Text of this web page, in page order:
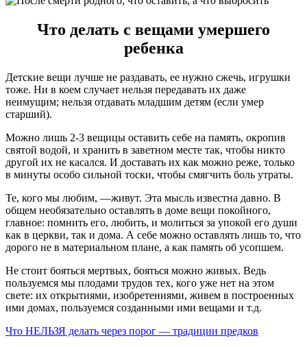
Что делать с вещами умершего
ребенка
Детские вещи лучше не раздавать, ее нужно сжечь, игрушки
тоже. Ни в коем случает нельзя передавать их даже
неимущим; нельзя отдавать младшим детям (если умер
старший).
Можно лишь 2-3 вещицы оставить себе на память, окропив
святой водой, и хранить в заветном месте так, чтобы никто
другой их не касался. И доставать их как можно реже, только
в минуты особо сильной тоски, чтобы смягчить боль утраты.
Те, кого мы любим, —живут. Эта мысль известна давно. В
общем необязательно оставлять в доме вещи покойного,
главное: помнить его, любить, и молиться за упокой его души
как в церкви, так и дома. А себе можно оставлять лишь то, что
дорого не в материальном плане, а как память об усопшем.
Не стоит бояться мертвых, бояться можно живых. Ведь
пользуемся мы плодами трудов тех, кого уже нет на этом
свете: их открытиями, изобретениями, живем в построенных
ими домах, пользуемся созданными ими вещами и т.д.
Что НЕЛЬЗЯ делать через порог — традиции предков